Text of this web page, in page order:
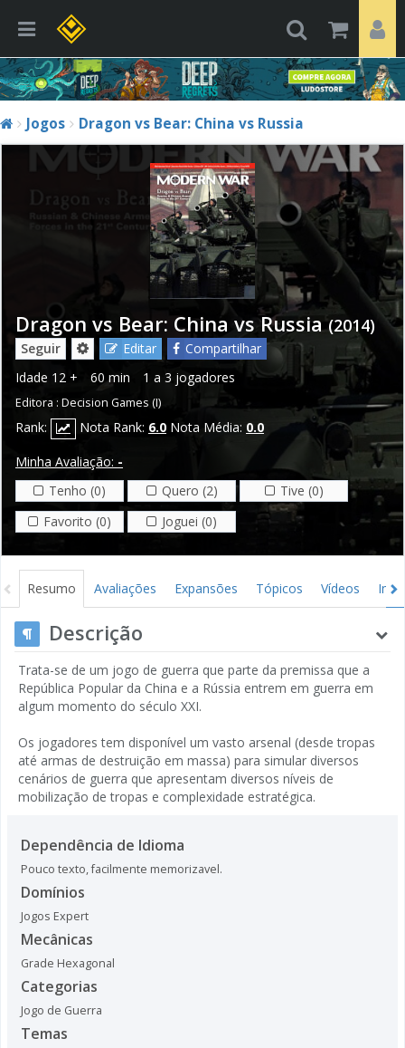
Jogos Dragon vs Bear: China vs Russia
Dragon vs Bear: China vs Russia (2014)
Seguir Editar
Compartilhar
Idade 12 + 60 min 1 a 3 jogadores
Editora : Decision Games (I)
Rank: Nota Rank: 6.0 Nota Média: 0.0
Minha Avaliação: -
Tenho (0)
Quero (2)
Tive (0)
Favorito (0)
Joguei (0)
Resumo Avaliações Expansões Tópicos Vídeos
Descrição
Trata-se de um jogo de guerra que parte da premissa que a
República Popular da China e a Rússia entrem em guerra em
algum momento do século XXI.
Os jogadores tem disponível um vasto arsenal (desde tropas
até armas de destruição em massa) para simular diversos
cenários de guerra que apresentam diversos níveis de
mobilização de tropas e complexidade estratégica.
Dependência de Idioma
Pouco texto, facilmente memorizavel.
Domínios
Jogos Expert
Mecânicas
Grade Hexagonal
Categorias
Jogo de Guerra
Temas